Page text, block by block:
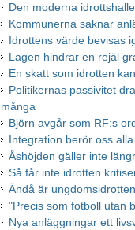
Den moderna
Kommunerna saknar
Idrottens värde bevisas
Lagen hindrar en rejäl
En skatt som idrotten
Politikernas passivitet
många
Björn avgår som RF:s
Integration berör oss alla
Åshöjden gäller inte
Så får inte idrotten
Ändå är
"Precis som fotboll utan
Nya anläggningar ett